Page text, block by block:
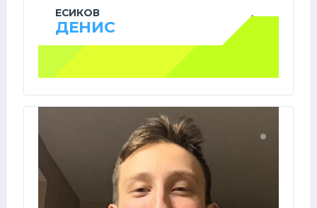
ЕСИКОВ
ДЕНИС